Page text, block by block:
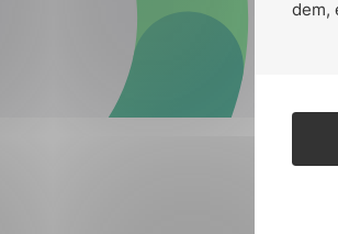
dem,
Forsvar og beredskap
Industri og automatisering
Lavspenning
Maritime elinstallasjoner